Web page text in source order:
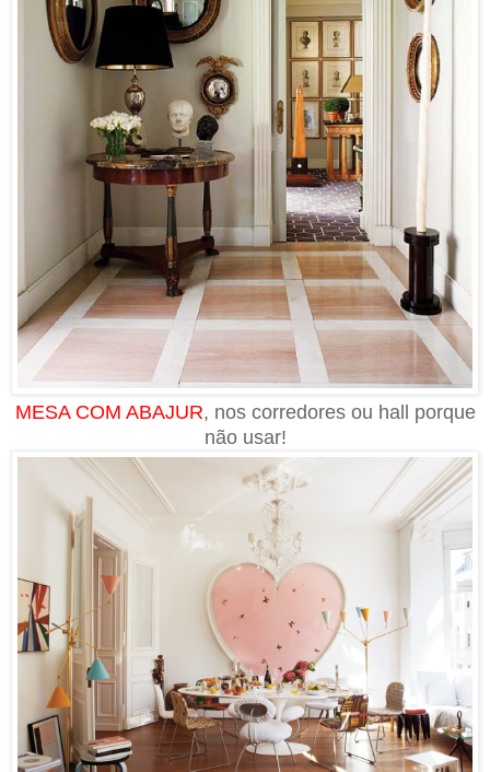
MESA COM ABAJUR, nos corredores ou hall porque
não usar!